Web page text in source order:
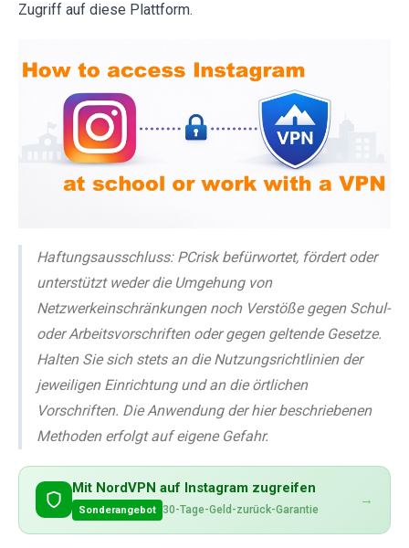
Zugriff auf diese Plattform.
Haftungsausschluss: PCrisk befürwortet, fördert oder
unterstützt weder die Umgehung von
Netzwerkeinschränkungen noch Verstöße gegen Schul-
oder Arbeitsvorschriften oder gegen geltende Gesetze.
Halten Sie sich stets an die Nutzungsrichtlinien der
jeweiligen Einrichtung und an die örtlichen
Vorschriften. Die Anwendung der hier beschriebenen
Methoden erfolgt auf eigene Gefahr.
Mit NordVPN auf Instagram zugreifen
Sonderangebot 30-Tage-Geld-zurück-Garantie
→